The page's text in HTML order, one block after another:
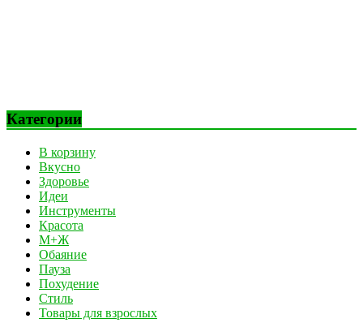
Категории
В корзину
Вкусно
Здоровье
Идеи
Инструменты
Красота
М+Ж
Обаяние
Пауза
Похудение
Стиль
Товары для взрослых